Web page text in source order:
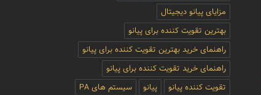
مزایای پیانو دیجیتال
بهترین تقویت کننده برای پیانو
راهنمای خرید بهترین تقویت کننده برای پیانو
راهنمای خرید تقویت کننده برای پیانو
تقویت کننده پیانو
پیانو
سیستم های PA